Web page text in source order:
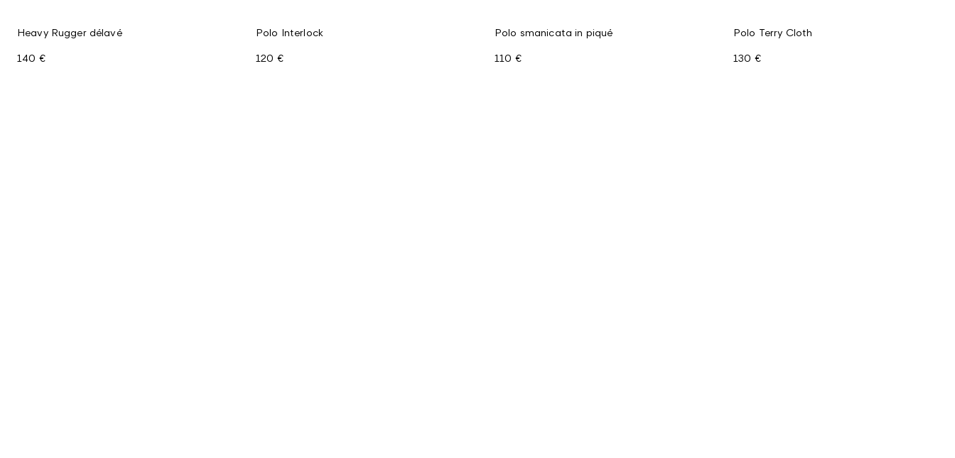
Heavy Rugger délavé
140 €
Polo Interlock
120 €
Polo smanicata in piqué
110 €
Polo Terry Cloth
130 €